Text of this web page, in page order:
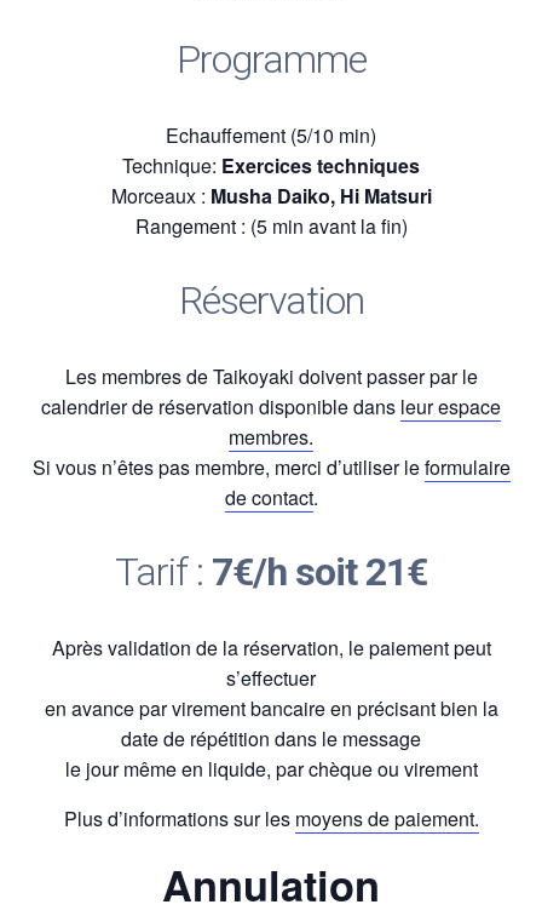
Programme
Echauffement (5/10 min)
Technique: Exercices techniques
Morceaux : Musha Daiko, Hi Matsuri
Rangement : (5 min avant la fin)
Réservation
Les membres de Taikoyaki doivent passer par le
calendrier de réservation disponible dans leur espace
membres.
Si vous n’êtes pas membre, merci d’utiliser leformulaire
de contact.
Tarif : 7€/h soit 21€
Après validation de la réservation, le paiement peut
s’effectuer
en avance par virement bancaire en précisant bien la
date de répétition dans le message
le jour même en liquide, par chèque ou virement
Plus d’informations sur les moyens de paiement.
Annulation